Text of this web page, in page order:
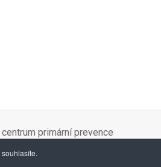
primární prevence